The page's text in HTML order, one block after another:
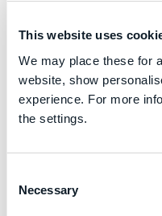
This website uses
We may place these for
website, show
experience. For more
the settings.
Selection
Necessary
deren
die Möglichkeit,
Systeme mit
(hauptsächlich,
Anlagen) zu
komplexen
Technologien, bis